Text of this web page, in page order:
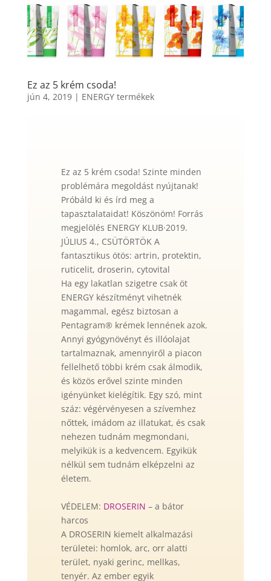
Ez az 5 krém csoda!
jún 4, 2019| ENERGY termékek
Ez az 5 krém csoda! Szinte minden
problémára megoldást nyújtanak!
Próbáld ki és írd meg a
tapasztalataidat! Köszönöm! Forrás
megjelölés ENERGY KLUB·2019.
JÚLIUS 4., CSÜTÖRTÖK A
fantasztikus ötös: artrin, protektin,
ruticelit, droserin, cytovital
Ha egy lakatlan szigetre csak öt
ENERGY készítményt vihetnék
magammal, egész biztosan a
Pentagram® krémek lennének azok.
Annyi gyógynövényt és illóolajat
tartalmaznak, amennyiről a piacon
fellelhető többi krém csak álmodik,
és közös erővel szinte minden
igényünket kielégítik. Egy szó, mint
száz: végérvényesen a szívemhez
nőttek, imádom az illatukat, és csak
nehezen tudnám megmondani,
melyikük is a kedvencem. Egyikük
nélkül sem tudnám elképzelni az
életem.
VÉDELEM: DROSERIN – a bátor
harcos
A DROSERIN kiemelt alkalmazási
területei: homlok, arc, orr alatti
terület, nyaki gerinc, mellkas,
tenyér. Az ember egyik